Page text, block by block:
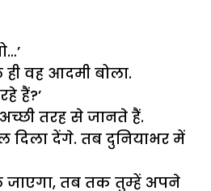
वह आदमी बोला.
हैं?’
तरह से जानते हैं.
दिला देंगे. तब दुनियाभर में
जाएगा, तब तक तुम्हें अपने